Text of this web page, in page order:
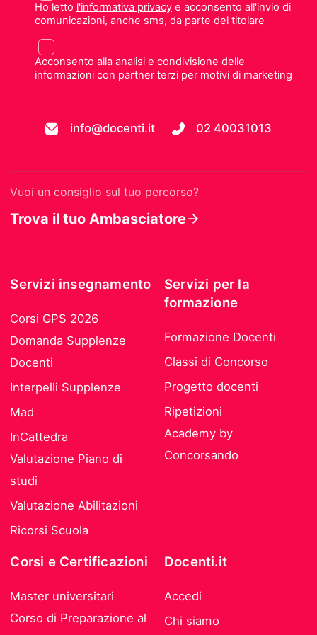
Ho letto l'informativa privacye acconsento all'invio di
comunicazioni, anche sms, da parte del titolare
Acconsento alla analisi e condivisione delle
informazioni con partner terzi per motivi di marketing
info@docenti.it 02 40031013
Vuoi un consiglio sul tuo percorso?
Trova il tuo Ambasciatore
Servizi insegnamento
Corsi GPS 2026
Domanda Supplenze
Docenti
Interpelli Supplenze
Mad
InCattedra
Valutazione Piano di
studi
Valutazione Abilitazioni
Ricorsi Scuola
Servizi per la
formazione
Formazione Docenti
Classi di Concorso
Progetto docenti
Ripetizioni
Academy by
Concorsando
Corsi e Certificazioni
Master universitari
Corso di Preparazione al
Docenti.it
Accedi
Chi siamo